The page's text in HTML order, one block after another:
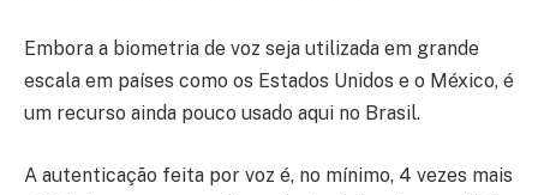
Embora a biometria de voz seja utilizada em grande
escala em países como os Estados Unidos e o México, é
um recurso ainda pouco usado aqui no Brasil.
A autenticação feita por voz é, no mínimo, 4 vezes mais